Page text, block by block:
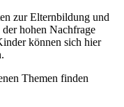
zur Elternbildung und
hohen Nachfrage
können sich hier
Themen finden